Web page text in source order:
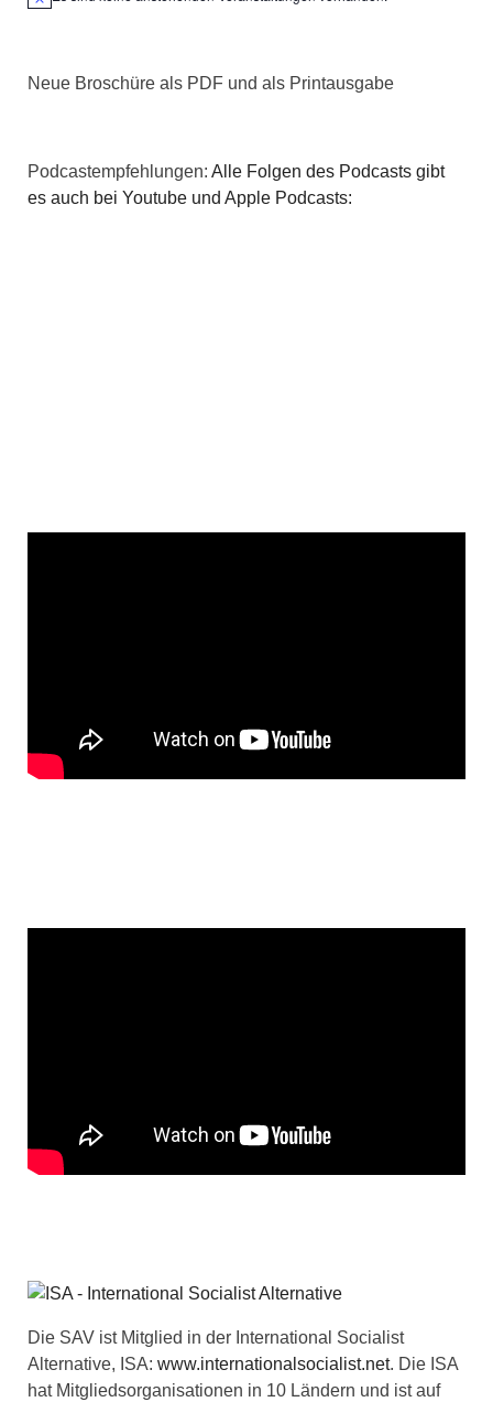
Neue Broschüre als PDF und als Printausgabe
Podcastempfehlungen: Alle Folgen des Podcasts gibt
es auch bei Youtube und Apple Podcasts:
Die SAV ist Mitglied in der International Socialist
Alternative, ISA: www.internationalsocialist.net. Die ISA
hat Mitgliedsorganisationen in 10 Ländern und ist auf